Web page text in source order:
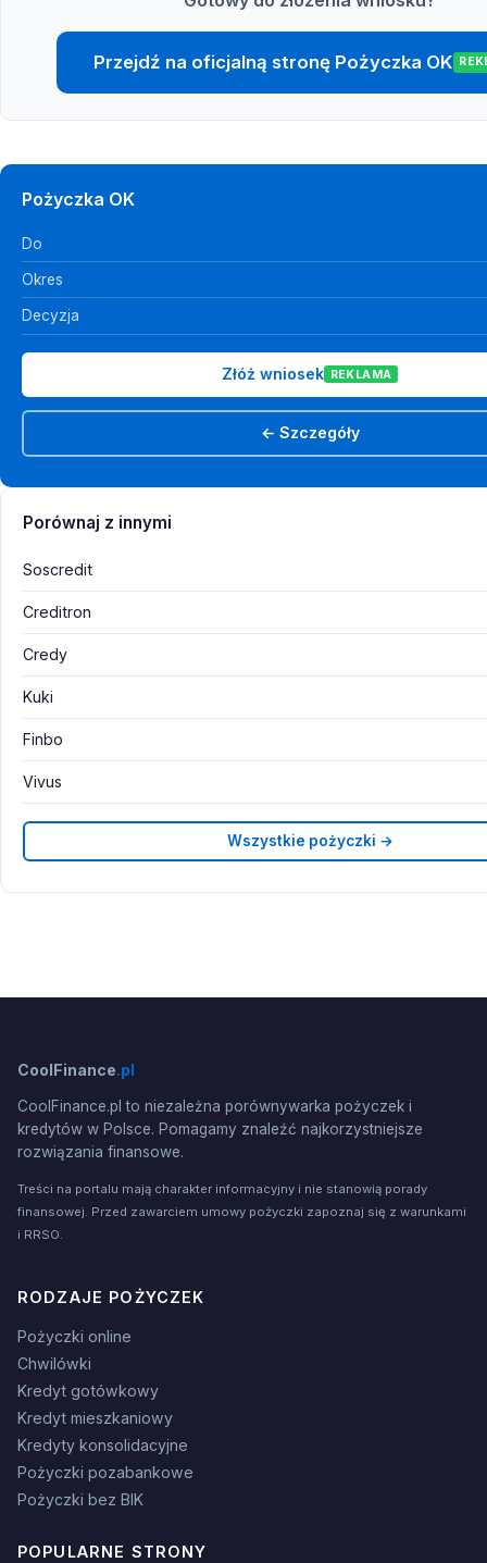
Przejdź na oficjalną stronę Pożyczka OK
Pożyczka OK
Do
Okres
Decyzja
Złóż wniosek REKLAMA
← Szczegóły
Porównaj z innymi
Soscredit
Creditron
Credy
Kuki
Finbo
Vivus
Wszystkie pożyczki →
CoolFinance.pl
CoolFinance.pl to niezależna porównywarka pożyczek i
kredytów w Polsce. Pomagamy znaleźć najkorzystniejsze
rozwiązania finansowe.
Treści na portalu mają charakter informacyjny i nie stanowią porady
finansowej. Przed zawarciem umowy pożyczki zapoznaj się z warunkami
i RRSO.
RODZAJE POŻYCZEK
Pożyczki online
Chwilówki
Kredyt gotówkowy
Kredyt mieszkaniowy
Kredyty konsolidacyjne
Pożyczki pozabankowe
Pożyczki bez BIK
POPULARNE STRONY